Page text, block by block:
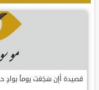
قصيدة أإن سَجَعَت يوماً بوادٍ